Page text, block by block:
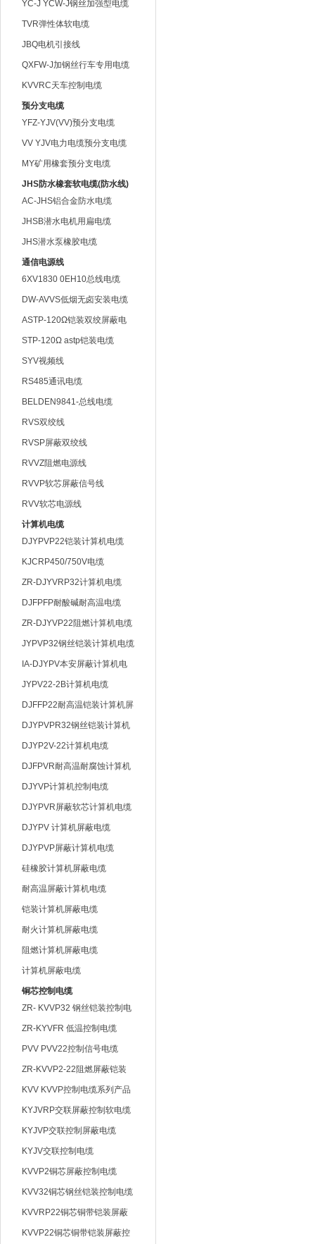
YC-J YCW-J钢丝加强型电缆
TVR弹性体软电缆
JBQ电机引接线
QXFW-J加钢丝行车专用电缆
KVVRC天车控制电缆
预分支电缆
YFZ-YJV(VV)预分支电缆
VV YJV电力电缆预分支电缆
MY矿用橡套预分支电缆
JHS防水橡套软电缆(防水线)
AC-JHS铝合金防水电缆
JHSB潜水电机用扁电缆
JHS潜水泵橡胶电缆
通信电源线
6XV1830 0EH10总线电缆
DW-AVVS低烟无卤安装电缆
ASTP-120Ω铠装双绞屏蔽电
缆
STP-120Ω astp铠装电缆
SYV视频线
RS485通讯电缆
BELDEN9841-总线电缆
RVS双绞线
RVSP屏蔽双绞线
RVVZ阻燃电源线
RVVP软芯屏蔽信号线
RVV软芯电源线
计算机电缆
DJYPVP22铠装计算机电缆
KJCRP450/750V电缆
ZR-DJYVRP32计算机电缆
DJFPFP耐酸碱耐高温电缆
ZR-DJYVP22阻燃计算机电缆
JYPVP32钢丝铠装计算机电缆
IA-DJYPV本安屏蔽计算机电
缆
JYPV22-2B计算机电缆
DJFFP22耐高温铠装计算机屏
蔽电缆
DJYPVPR32钢丝铠装计算机
电缆
DJYP2V-22计算机电缆
DJFPVR耐高温耐腐蚀计算机
软电缆
DJYVP计算机控制电缆
DJYPVR屏蔽软芯计算机电缆
DJYPV 计算机屏蔽电缆
DJYPVP屏蔽计算机电缆
硅橡胶计算机屏蔽电缆
耐高温屏蔽计算机电缆
铠装计算机屏蔽电缆
耐火计算机屏蔽电缆
阻燃计算机屏蔽电缆
计算机屏蔽电缆
铜芯控制电缆
ZR- KVVP32 钢丝铠装控制电
缆
ZR-KYVFR 低温控制电缆
PVV PVV22控制信号电缆
ZR-KVVP2-22阻燃屏蔽铠装
控制电缆
KVV KVVP控制电缆系列产品
KYJVRP交联屏蔽控制软电缆
KYJVP交联控制屏蔽电缆
KYJV交联控制电缆
KVVP2铜芯屏蔽控制电缆
KVV32铜芯钢丝铠装控制电缆
KVVRP22铜芯铜带铠装屏蔽
控制软电缆
KVVP22铜芯铜带铠装屏蔽控